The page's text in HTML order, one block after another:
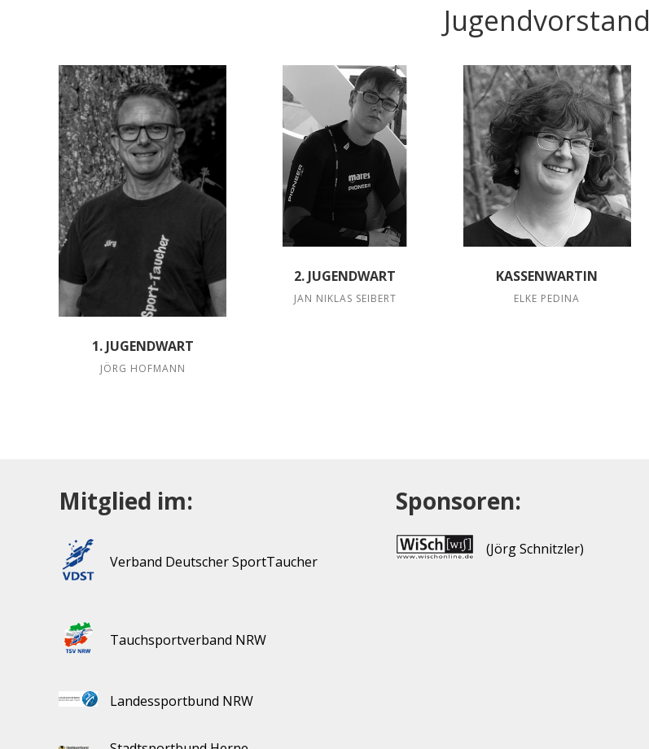
Jugendvorstand
1. JUGENDWART
JÖRG HOFMANN
2. JUGENDWART
JAN NIKLAS SEIBERT
KASSENWARTIN
ELKE PEDINA
Mitglied im:
Verband Deutscher SportTaucher
Tauchsportverband NRW
Landessportbund NRW
Sponsoren:
(Jörg Schnitzler)